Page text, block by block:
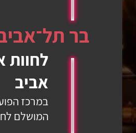
בר
לחוות
אביב
במרכז
המושלם